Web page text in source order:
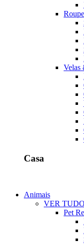
Velas
Casa
Animais
VER TUDO
Pet